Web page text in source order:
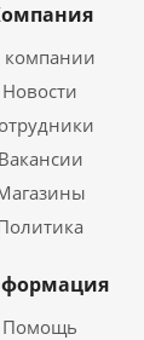
Новости
Вакансии
Помощь